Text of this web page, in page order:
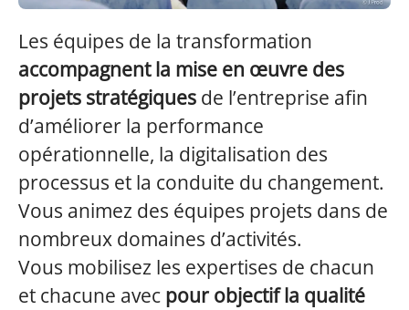
Les équipes de la transformation
accompagnent la mise en œuvre des
projets stratégiques de l’entreprise afin
d’améliorer la performance
opérationnelle, la digitalisation des
processus et la conduite du changement.
Vous animez des équipes projets dans de
nombreux domaines d’activités.
Vous mobilisez les expertises de chacun
et chacune avec pour objectif la qualité